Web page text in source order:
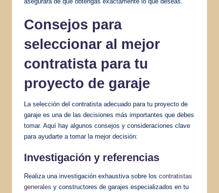
Consejos para
seleccionar al mejor
contratista para tu
proyecto de garaje
La selección del contratista adecuado para tu proyecto de
garaje es una de las decisiones más importantes que debes
tomar. Aquí hay algunos consejos y consideraciones clave
para ayudarte a tomar la mejor decisión:
Investigación y referencias
Realiza una investigación exhaustiva sobre los contratistas
generales y constructores de garajes especializados en tu